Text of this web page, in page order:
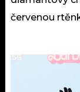
červenou